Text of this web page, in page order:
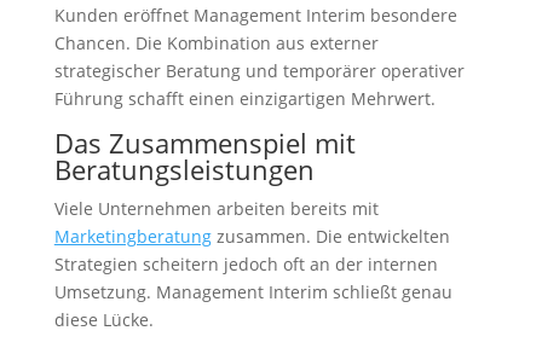
Kunden eröffnet Management Interim besondere
Chancen. Die Kombination aus externer
strategischer Beratung und temporärer operativer
Führung schafft einen einzigartigen Mehrwert.
Das Zusammenspiel mit
Beratungsleistungen
Viele Unternehmen arbeiten bereits mit
Marketingberatungzusammen. Die entwickelten
Strategien scheitern jedoch oft an der internen
Umsetzung. Management Interim schließt genau
diese Lücke.